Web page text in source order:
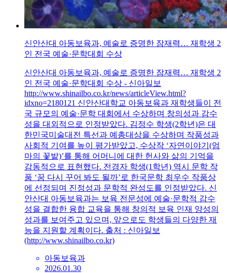
신안산대 아동보육과, 예술로 증명한 잠재력… 재학생 2
인 전국 예술·문학대회 수상
신안산대 아동보육과, 예술로 증명한 잠재력… 재학생 2
인 전국 예술·문학대회 수상 - 신아일보
http://www.shinailbo.co.kr/news/articleView.html?
idxno=2180121 신안산대학교 아동보육과 재학생들이 전
국 규모의 예술·문학 대회에서 수상하며 창의성과 감수
성을 대외적으로 인정받았다. 김정수 학생(2학년)은 대
한민국미술대전 특선과 예총대상을 수상하며 작품성과
사회적 기여를 높이 평가받았고, 수상작 ‘자연이야기(엄
마의 꽃밭)’를 통해 어머니에 대한 헌사와 삶의 기억을
감동적으로 표현했다. 전경자 학생(1학년) 역시 문학 작
품 ‘꿈 다시 꾸어 봐도 될까’로 한국문학 최우수 작품상
에 선정되며 진정성과 문학적 완성도를 인정받았다. 신
안산대 아동보육과는 보육 전문성에 예술·문학적 감수
성을 결합한 융합 교육을 통해 창의적 보육 인재 양성의
성과를 보여주고 있으며, 앞으로도 학생들의 다양한 재
능을 지원할 계획이다. 출처 : 신아일보
(http://www.shinailbo.co.kr)
아동보육과
2026.01.30